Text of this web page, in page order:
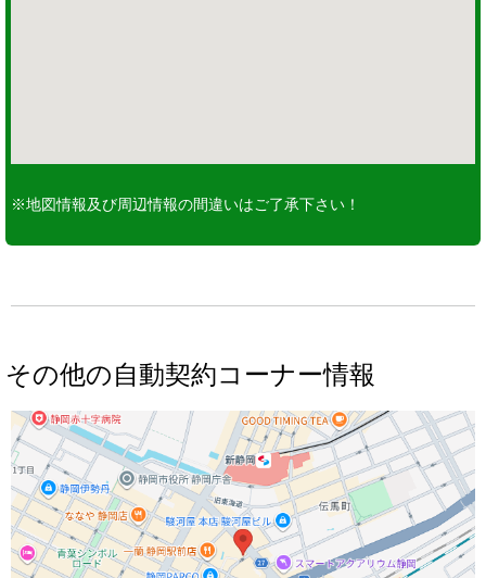
※地図情報及び周辺情報の間違いはご了承下さい！
その他の自動契約コーナー情報